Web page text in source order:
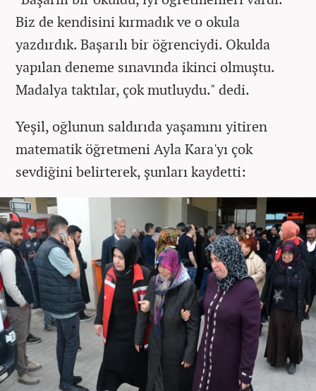
Biz de kendisini kırmadık ve o okula
yazdırdık. Başarılı bir öğrenciydi. Okulda
yapılan deneme sınavında ikinci olmuştu.
Madalya taktılar, çok mutluydu." dedi.
Yeşil, oğlunun saldırıda yaşamını yitiren
matematik öğretmeni Ayla Kara'yı çok
sevdiğini belirterek, şunları kaydetti: